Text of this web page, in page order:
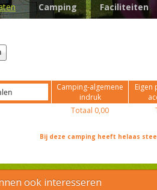
Camping Faciliteiten
Camping-algemene
indruk
Eigen
Totaal 0,00
Bij deze camping heeft helaas
ook interesseren